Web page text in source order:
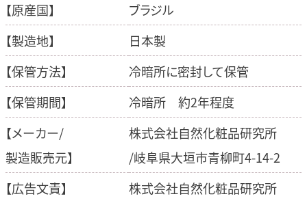
【原産国】
ブラジル
【製造地】
日本製
【保管方法】
冷暗所に密封して保管
【保管期間】
冷暗所 約2年程度
【メーカー/
製造販売元】
株式会社自然化粧品研究所
/岐阜県大垣市青柳町4-14-2
【広告文責】
株式会社自然化粧品研究所